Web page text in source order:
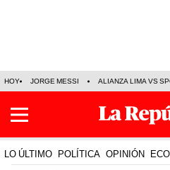
HOY JORGE MESSI ALIANZA LIMA VS
LO ÚLTIMO POLÍTICA OPINIÓN